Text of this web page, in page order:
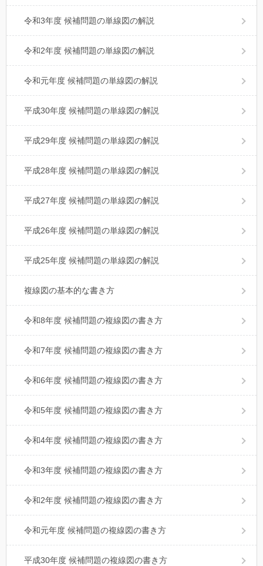
令和3年度 候補問題の単線図の解説
令和2年度 候補問題の単線図の解説
令和元年度 候補問題の単線図の解説
平成30年度 候補問題の単線図の解説
平成29年度 候補問題の単線図の解説
平成28年度 候補問題の単線図の解説
平成27年度 候補問題の単線図の解説
平成26年度 候補問題の単線図の解説
平成25年度 候補問題の単線図の解説
複線図の基本的な書き方
令和8年度 候補問題の複線図の書き方
令和7年度 候補問題の複線図の書き方
令和6年度 候補問題の複線図の書き方
令和5年度 候補問題の複線図の書き方
令和4年度 候補問題の複線図の書き方
令和3年度 候補問題の複線図の書き方
令和2年度 候補問題の複線図の書き方
令和元年度 候補問題の複線図の書き方
平成30年度 候補問題の複線図の書き方